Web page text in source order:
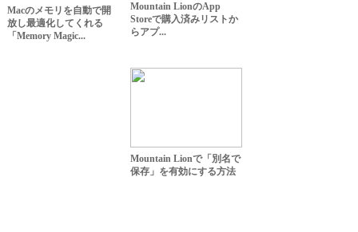
Macのメモリを自動で開
放し最適化してくれる
「Memory Magic...
Mountain LionのApp
Storeで購入済みリストか
らアプ...
Mountain Lionで「別名で
保存」を有効にする方法